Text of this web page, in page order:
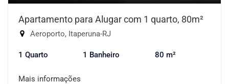
Apartamento para Alugar com 1 quarto, 80m²
Aeroporto, Itaperuna-RJ
1 Quarto 1 Banheiro 80 m²
Mais informações